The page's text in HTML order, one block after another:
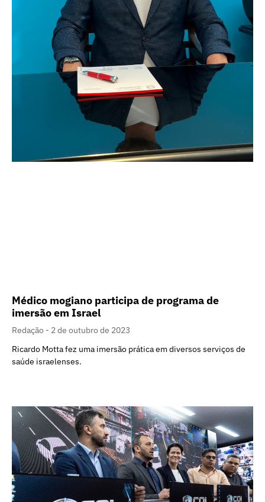
Médico mogiano participa de programa de
imersão em Israel
Redação
2 de outubro de 2023
Ricardo Motta fez uma imersão prática em diversos serviços de
saúde israelenses.